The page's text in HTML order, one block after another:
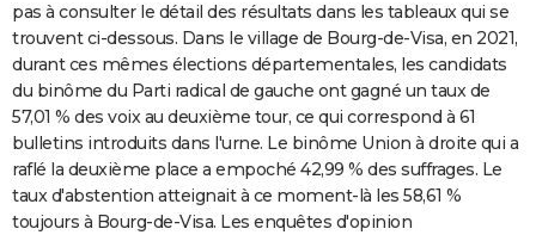
Bricolage
Lifestyle
Culture
Sport
Auto
Television
Voyage
Cinema
pas à consulter le détail des résultats dans les tableaux qui se
trouvent ci-dessous. Dans le village de Bourg-de-Visa, en 2021,
durant ces mêmes élections départementales, les candidats
du binôme du Parti radical de gauche ont gagné un taux de
57,01 % des voix au deuxième tour, ce qui correspond à 61
bulletins introduits dans l'urne. Le binôme Union à droite qui a
raflé la deuxième place a empoché 42,99 % des suffrages. Le
taux d'abstention atteignait à ce moment-là les 58,61 %
toujours à Bourg-de-Visa. Les enquêtes d'opinion